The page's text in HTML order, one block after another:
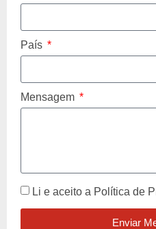
País
Mensagem
Li e aceito a Política de
Enviar